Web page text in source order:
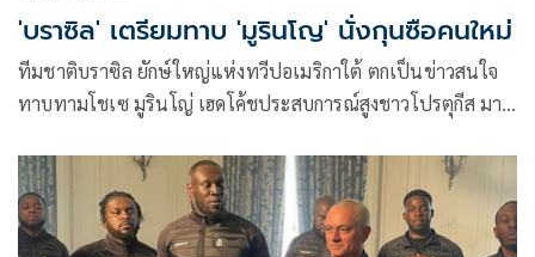
'บราซิล' เตรียมทาบ 'มูรินโญ' นั่งกุนซือคนใหม่
ทีมชาติบราซิล ยักษ์ใหญ่แห่งทวีปอเมริกาใต้ ตกเป็นข่าวสนใจ
ทาบทามโชเซ มูรินโญ่ เฮดโค้ชประสบการณ์สูงชาวโปรตุกีส มา
โลก 2022 ที่ประเทศกาตาร์